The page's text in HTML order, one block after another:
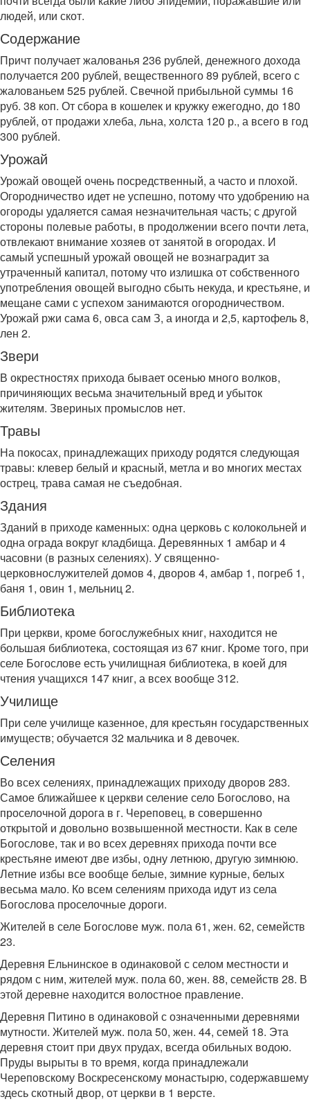
людей, или скот.
Содержание
Причт получает жалованья 236 рублей, денежного дохода
получается 200 рублей, вещественного 89 рублей, всего с
жалованьем 525 рублей. Свечной прибыльной суммы 16
руб. 38 коп. От сбора в кошелек и кружку ежегодно, до 180
рублей, от продажи хлеба, льна, холста 120 р., а всего в год
300 рублей.
Урожай
Урожай овощей очень посредственный, а часто и плохой.
Огородничество идет не успешно, потому что удобрению на
огороды удаляется самая незначительная часть; с другой
стороны полевые работы, в продолжении всего почти лета,
отвлекают внимание хозяев от занятой в огородах. И
самый успешный урожай овощей не вознаградит за
утраченный капитал, потому что излишка от собственного
употребления овощей выгодно сбыть некуда, и крестьяне, и
мещане сами с успехом занимаются огородничеством.
Урожай ржи сама 6, овса сам З, а иногда и 2,5, картофель 8,
лен 2.
Звери
В окрестностях прихода бывает осенью много волков,
причиняющих весьма значительный вред и убыток
жителям. Звериных промыслов нет.
Травы
На покосах, принадлежащих приходу родятся следующая
травы: клевер белый и красный, метла и во многих местах
острец, трава самая не съедобная.
Здания
Зданий в приходе каменных: одна церковь с колокольней и
одна ограда вокруг кладбища. Деревянных 1 амбар и 4
часовни (в разных селениях). У священно-
церковнослужителей домов 4, дворов 4, амбар 1, погреб 1,
баня 1, овин 1, мельниц 2.
Библиотека
При церкви, кроме богослужебных книг, находится не
большая библиотека, состоящая из 67 книг. Кроме того, при
селе Богослове есть училищная библиотека, в коей для
чтения учащихся 147 книг, а всех вообще 312.
Училище
При селе училище казенное, для крестьян государственных
имуществ; обучается 32 мальчика и 8 девочек.
Селения
Во всех селениях, принадлежащих приходу дворов 283.
Самое ближайшее к церкви селение село Богослово, на
проселочной дорога в г. Череповец, в совершенно
открытой и довольно возвышенной местности. Как в селе
Богослове, так и во всех деревнях прихода почти все
крестьяне имеют две избы, одну летнюю, другую зимнюю.
Летние избы все вообще белые, зимние курные, белых
весьма мало. Ко всем селениям прихода идут из села
Богослова проселочные дороги.
Жителей в селе Богослове муж. пола 61, жен. 62, семейств
23.
Деревня Ельнинское в одинаковой с селом местности и
рядом с ним, жителей муж. пола 60, жен. 88, семейств 28. В
этой деревне находится волостное правление.
Деревня Питино в одинаковой с означенными деревнями
мутности. Жителей муж. пола 50, жен. 44, семей 18. Эта
деревня стоит при двух прудах, всегда обильных водою.
Пруды вырыты в то время, когда принадлежали
Череповскому Воскресенскому монастырю, содержавшему
здесь скотный двор, от церкви в 1 версте.